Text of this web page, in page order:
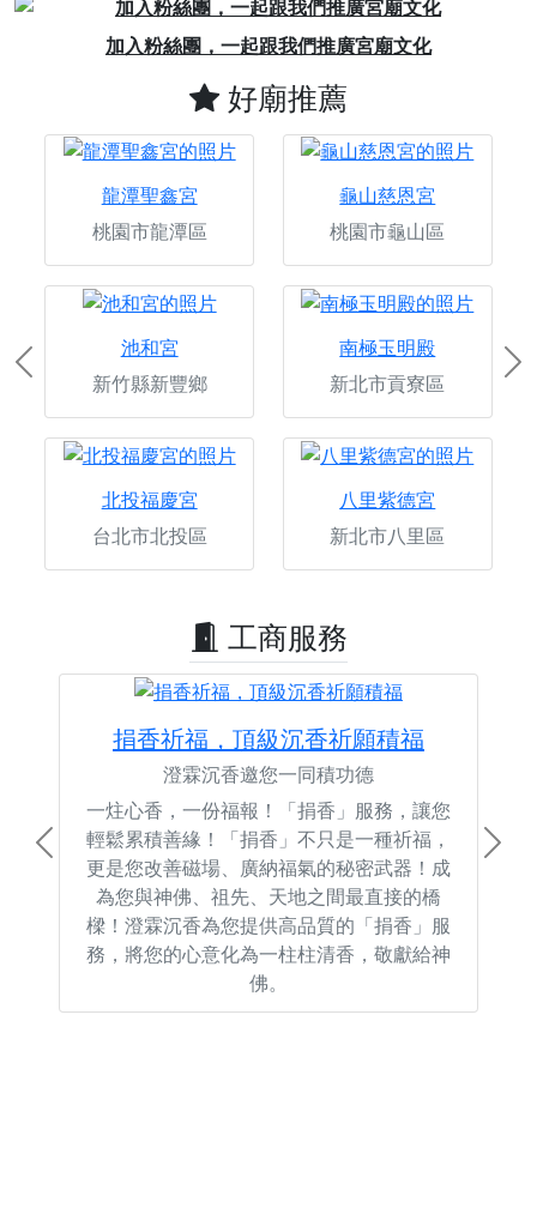
加入粉絲團，一起跟我們推廣宮廟文化
Previous
好廟推薦
龍潭聖鑫宮
桃園市龍潭區
龜山慈恩宮
桃園市龜山區
池和宮
新竹縣新豐鄉
南極玉明殿
新北市貢寮區
北投福慶宮
台北市北投區
八里紫德宮
新北市八里區
Previous
工商服務
捐香祈福，頂級沉香祈願積福
澄霖沉香邀您一同積功德
一炷心香，一份福報！「捐香」服務，讓您
輕鬆累積善緣！「捐香」不只是一種祈福，
更是您改善磁場、廣納福氣的秘密武器！成
為您與神佛、祖先、天地之間最直接的橋
樑！澄霖沉香為您提供高品質的「捐香」服
務，將您的心意化為一柱柱清香，敬獻給神
佛。
Previous Next